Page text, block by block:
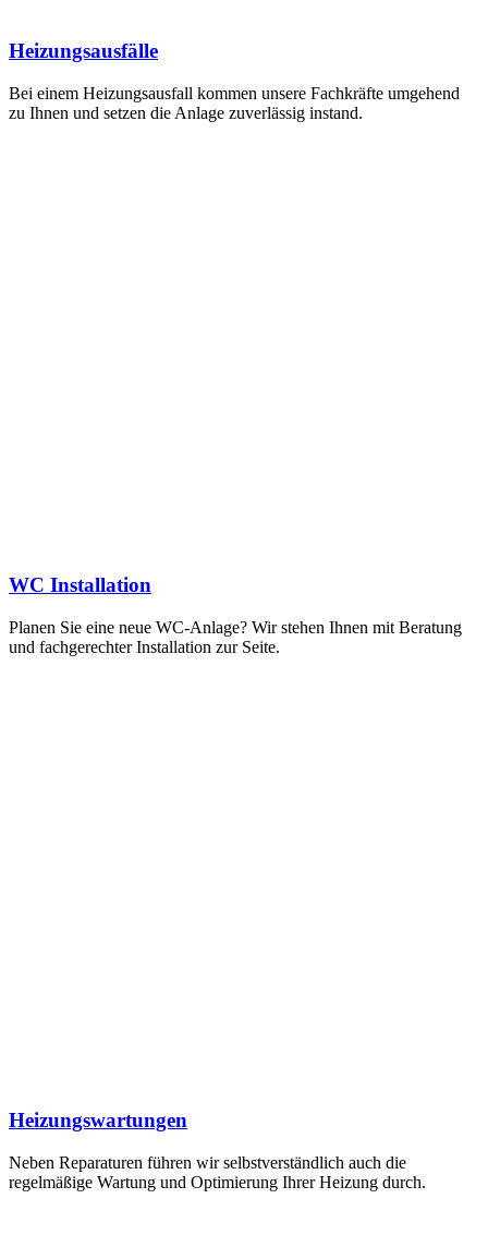
Heizungsausfälle
Bei einem Heizungsausfall kommen unsere Fachkräfte umgehend
zu Ihnen und setzen die Anlage zuverlässig instand.
WC Installation
Planen Sie eine neue WC-Anlage? Wir stehen Ihnen mit Beratung
und fachgerechter Installation zur Seite.
Heizungswartungen
Neben Reparaturen führen wir selbstverständlich auch die
regelmäßige Wartung und Optimierung Ihrer Heizung durch.